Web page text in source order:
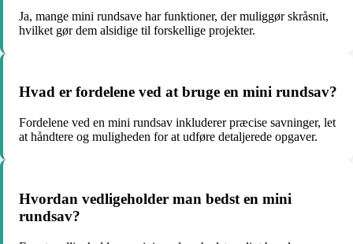
Ja, mange mini rundsave har funktioner, der muliggør skråsnit,
hvilket gør dem alsidige til forskellige projekter.
Hvad er fordelene ved at bruge en mini rundsav?
Fordelene ved en mini rundsav inkluderer præcise savninger, let
at håndtere og muligheden for at udføre detaljerede opgaver.
Hvordan vedligeholder man bedst en mini
rundsav?